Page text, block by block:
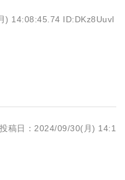
) 14:08:45.74 ID:DKz8UuvI
投稿日：2024/09/30(月) 14:1